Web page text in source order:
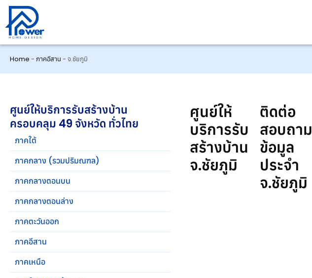
Home - ภาคอีสาน - จ.ชัยภูมิ
ศูนย์ให้บริการรับสร้างบ้าน
ครอบคลุม 49 จังหวัด ทั่วไทย
ภาคใต้
ภาคกลาง (รวมปริมณฑล)
ภาคกลางตอนบน
ภาคกลางตอนล่าง
ภาคตะวันออก
ภาคอีสาน
ภาคเหนือ
ศูนย์ให้
บริการรับ
สร้างบ้าน
จ.ชัยภูมิ
ติดต่อ
สอบถาม
ข้อมูล
ประจำ
จ.ชัยภูมิ